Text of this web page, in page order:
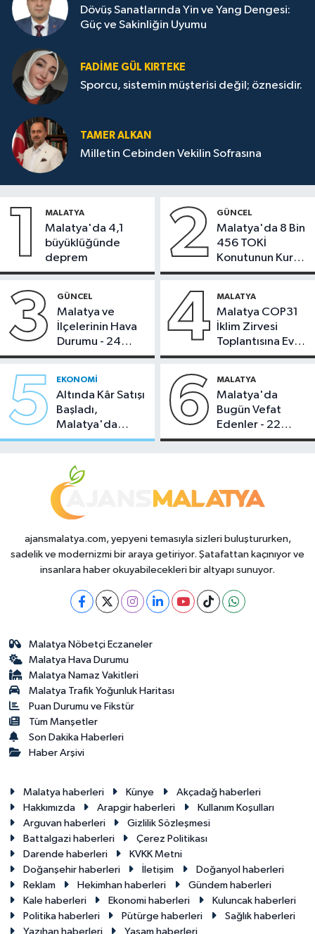
Dövüş Sanatlarında Yin ve Yang Dengesi:
Güç ve Sakinliğin Uyumu
FADIME GÜL KIRTEKE
Sporcu, sistemin müşterisi değil; öznesidir.
TAMER ALKAN
Milletin Cebinden Vekilin Sofrasına
1 MALATYA
Malatya'da 4,1
büyüklüğünde
deprem
2 GÜNCEL
Malatya'da 8 Bin
456 TOKİ
Konutunun Kurası
Bugün Çekiliyor
3 GÜNCEL
Malatya ve
İlçelerinin Hava
Durumu - 24
Temmuz 2026
4 MALATYA
Malatya COP31
İklim Zirvesi
Toplantısına Ev
Sahipliği Yaptı
5 EKONOMI
Altında Kâr Satışı
Başladı,
Malatya'da
Makas Ne
6 MALATYA
Malatya'da
Bugün Vefat
Edenler - 22
Temmuz 2026
ajansmalatya.com, yepyeni temasıyla sizleri buluştururken,
sadelik ve modernizmi bir araya getiriyor. Şatafattan kaçınıyor ve
insanlara haber okuyabilecekleri bir altyapı sunuyor.
Malatya Nöbetçi Eczaneler
Malatya Hava Durumu
Malatya Namaz Vakitleri
Malatya Trafik Yoğunluk Haritası
Puan Durumu ve Fikstür
Tüm Manşetler
Son Dakika Haberleri
Haber Arşivi
Malatya haberleri Künye
Akçadağ haberleri
Hakkımızda
Arapgir haberleri
Kullanım Koşulları
Arguvan haberleri
Gizlilik Sözleşmesi
Battalgazi haberleri
Çerez Politikası
Darende haberleri
KVKK Metni
Doğanşehir haberleri
İletişim
Doğanyol haberleri
Reklam
Hekimhan haberleri
Gündem haberleri
Kale haberleri
Ekonomi haberleri
Kuluncak haberleri
Politika haberleri
Pütürge haberleri
Sağlık haberleri
Yazıhan haberleri
Yaşam haberleri